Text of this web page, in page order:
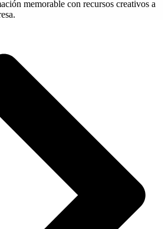
memorable con recursos creativos a